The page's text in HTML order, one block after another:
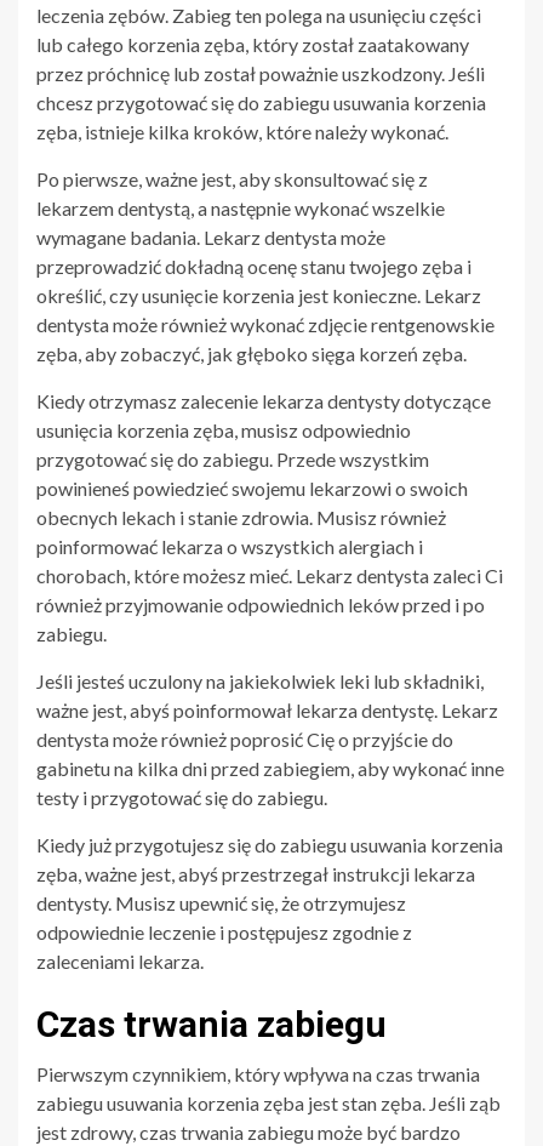
leczenia zębów. Zabieg ten polega na usunięciu części
lub całego korzenia zęba, który został zaatakowany
przez próchnicę lub został poważnie uszkodzony. Jeśli
chcesz przygotować się do zabiegu usuwania korzenia
zęba, istnieje kilka kroków, które należy wykonać.
Po pierwsze, ważne jest, aby skonsultować się z
lekarzem dentystą, a następnie wykonać wszelkie
wymagane badania. Lekarz dentysta może
przeprowadzić dokładną ocenę stanu twojego zęba i
określić, czy usunięcie korzenia jest konieczne. Lekarz
dentysta może również wykonać zdjęcie rentgenowskie
zęba, aby zobaczyć, jak głęboko sięga korzeń zęba.
Kiedy otrzymasz zalecenie lekarza dentysty dotyczące
usunięcia korzenia zęba, musisz odpowiednio
przygotować się do zabiegu. Przede wszystkim
powinieneś powiedzieć swojemu lekarzowi o swoich
obecnych lekach i stanie zdrowia. Musisz również
poinformować lekarza o wszystkich alergiach i
chorobach, które możesz mieć. Lekarz dentysta zaleci Ci
również przyjmowanie odpowiednich leków przed i po
zabiegu.
Jeśli jesteś uczulony na jakiekolwiek leki lub składniki,
ważne jest, abyś poinformował lekarza dentystę. Lekarz
dentysta może również poprosić Cię o przyjście do
gabinetu na kilka dni przed zabiegiem, aby wykonać inne
testy i przygotować się do zabiegu.
Kiedy już przygotujesz się do zabiegu usuwania korzenia
zęba, ważne jest, abyś przestrzegał instrukcji lekarza
dentysty. Musisz upewnić się, że otrzymujesz
odpowiednie leczenie i postępujesz zgodnie z
zaleceniami lekarza.
Czas trwania zabiegu
Pierwszym czynnikiem, który wpływa na czas trwania
zabiegu usuwania korzenia zęba jest stan zęba. Jeśli ząb
jest zdrowy, czas trwania zabiegu może być bardzo